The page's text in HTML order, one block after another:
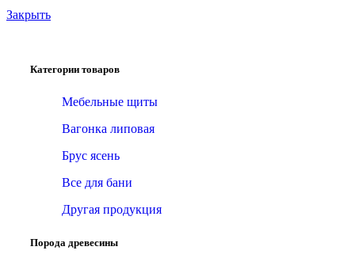
Закрыть
Категории товаров
Мебельные щиты
Вагонка липовая
Брус ясень
Все для бани
Другая продукция
Порода древесины